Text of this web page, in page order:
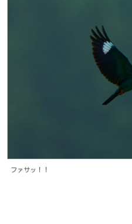
ファサッ！！